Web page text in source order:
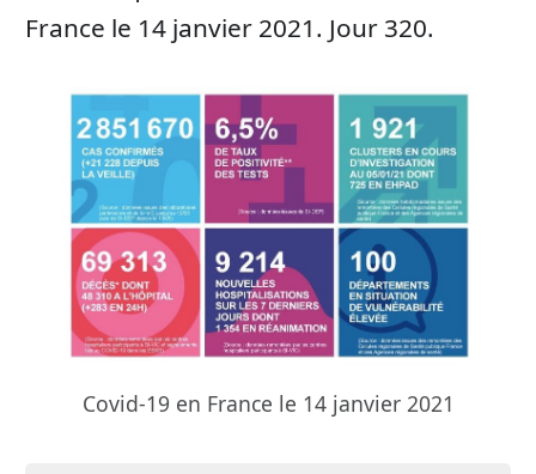
France le 14 janvier 2021. Jour 320.
Covid-19 en France le 14 janvier 2021